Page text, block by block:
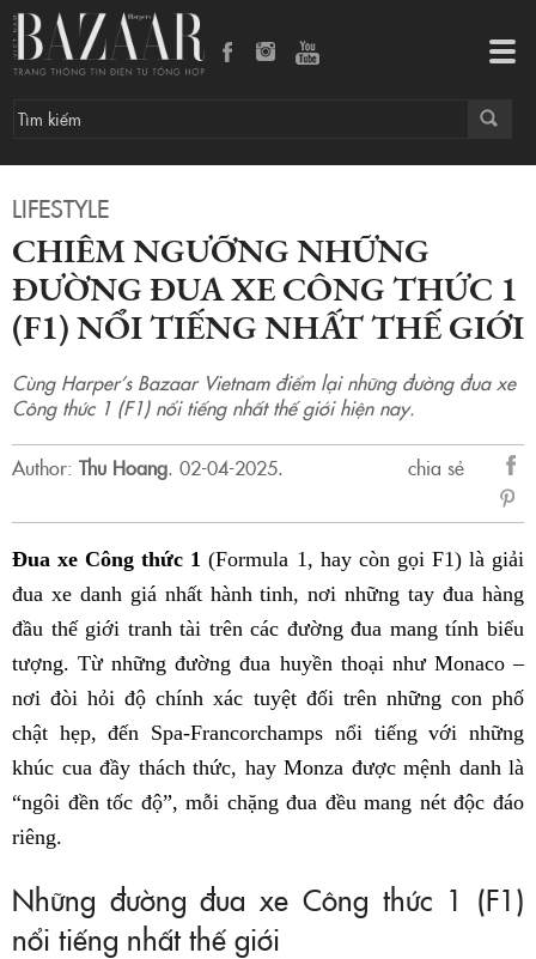
LIFESTYLE
CHIÊM NGƯỠNG NHỮNG
ĐƯỜNG ĐUA XE CÔNG THỨC 1
(F1) NỔI TIẾNG NHẤT THẾ GIỚI
Cùng Harper’s Bazaar Vietnam điểm lại những đường đua xe
Công thức 1 (F1) nổi tiếng nhất thế giới hiện nay.
Author: Thu Hoang. 02-04-2025.
chia sẻ
sẻ
Đua xe Công thức 1 (Formula 1, hay còn gọi F1) là giải
đua xe danh giá nhất hành tinh, nơi những tay đua hàng
đầu thế giới tranh tài trên các đường đua mang tính biểu
tượng. Từ những đường đua huyền thoại như Monaco –
nơi đòi hỏi độ chính xác tuyệt đối trên những con phố
chật hẹp, đến Spa-Francorchamps nổi tiếng với những
khúc cua đầy thách thức, hay Monza được mệnh danh là
“ngôi đền tốc độ”, mỗi chặng đua đều mang nét độc đáo
riêng.
Những đường đua xe Công thức 1 (F1)
nổi tiếng nhất thế giới